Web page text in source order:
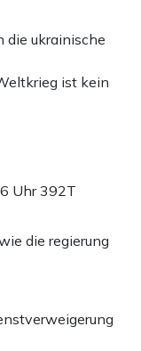
die ukrainische
ist kein
Uhr392T
die regierung